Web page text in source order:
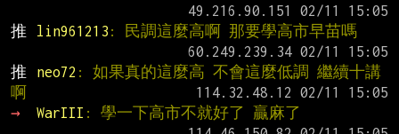
推
lin961213 : 民調這麼高啊 那要學高市早苗嗎
推
neo72 : 如果真的這麼高 不會這麼低調 繼續十講
啊
→
WarIII : 學一下高市不就好了 贏麻了